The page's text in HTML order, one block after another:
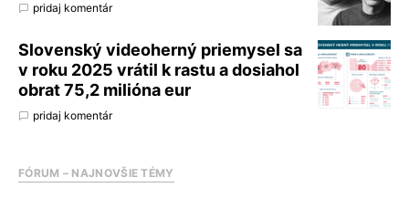
pridaj komentár
Slovenský videoherný priemysel sa
v roku 2025 vrátil k rastu a dosiahol
obrat 75,2 milióna eur
pridaj komentár
FÓRUM – NAJNOVŠIE TÉMY